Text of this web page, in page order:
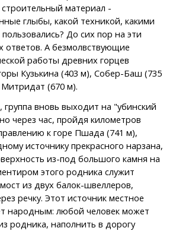
материал -
глыбы, какой техникой, какими
До сих пор на эти
ответов. А безмолвствующие
работы древних горцев
Кузькина (403 м), Собер-Баш (735
(670 м).
вновь выходит на "убинский
через час, пройдя километров
к горе Пшада (741 м),
источнику прекрасного нарзана,
из-под большого камня на
этого родника служит
из двух балок-швеллеров,
речку. Этот источник местное
народным: любой человек может
родника, наполнить в дорогу